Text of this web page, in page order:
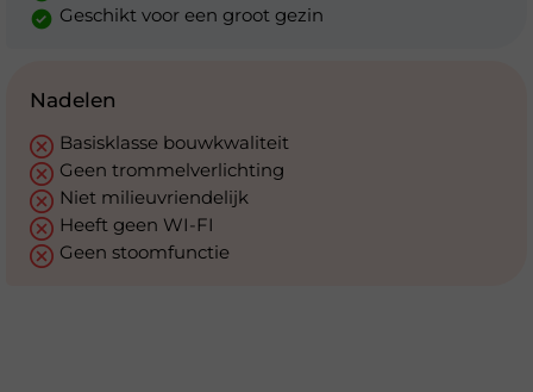
Geschikt voor een groot gezin
Nadelen
Basisklasse bouwkwaliteit
Geen trommelverlichting
Niet milieuvriendelijk
Heeft geen WI-FI
Geen stoomfunctie